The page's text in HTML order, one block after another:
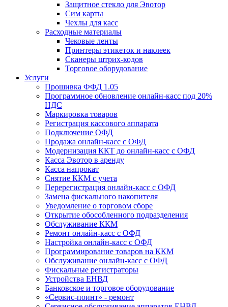
Защитное стекло для Эвотор
Сим карты
Чехлы для касс
Расходные материалы
Чековые ленты
Принтеры этикеток и наклеек
Сканеры штрих-кодов
Торговое оборудование
Услуги
Прошивка ФФД 1.05
Программное обновление онлайн-касс под 20%
НДС
Маркировка товаров
Регистрация кассового аппарата
Подключение ОФД
Продажа онлайн-касс с ОФД
Модернизация ККТ до онлайн-касс с ОФД
Касса Эвотор в аренду
Касса напрокат
Снятие ККМ с учета
Перерегистрация онлайн-касс с ОФД
Замена фискального накопителя
Уведомление о торговом сборе
Открытие обособленного подразделения
Обслуживание ККМ
Ремонт онлайн-касс с ОФД
Настройка онлайн-касс с ОФД
Программирование товаров на ККМ
Обслуживание онлайн-касс с ОФД
Фискальные регистраторы
Устройства ЕНВД
Банковское и торговое оборудование
«Сервис-поинт» - ремонт